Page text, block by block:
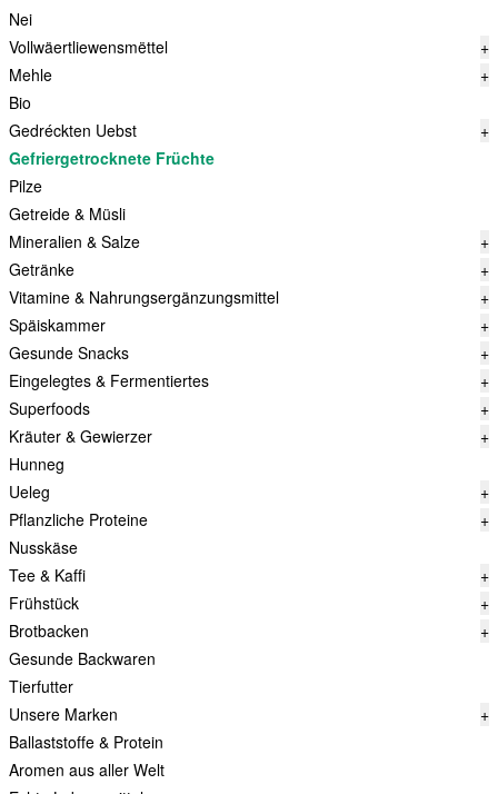
Nei
Vollwäertliewensmëttel
+
Mehle
+
Bio
Gedréckten Uebst
+
Gefriergetrocknete Früchte
Pilze
Getreide & Müsli
Mineralien & Salze
+
Getränke
+
Vitamine & Nahrungsergänzungsmittel
+
Späiskammer
+
Gesunde Snacks
+
Eingelegtes & Fermentiertes
+
Superfoods
+
Kräuter & Gewierzer
+
Hunneg
Ueleg
+
Pflanzliche Proteine
+
Nusskäse
Tee & Kaffi
+
Frühstück
+
Brotbacken
+
Gesunde Backwaren
Tierfutter
Unsere Marken
+
Ballaststoffe & Protein
Aromen aus aller Welt